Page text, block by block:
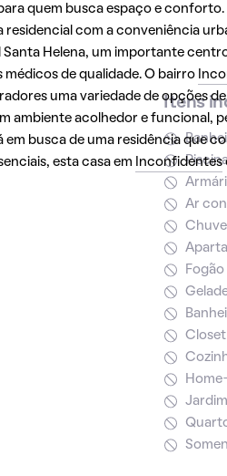
quem busca espaço e
com a conveniência
Helena, um importante
de qualidade. O bairro
uma variedade de opções
ambiente acolhedor e funcional,
em busca de uma residência que
esta casa em
Inconfidentes
Itens
Ar
Closet
Jardim